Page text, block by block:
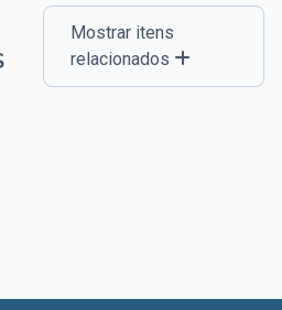
Mostrar itens
relacionados